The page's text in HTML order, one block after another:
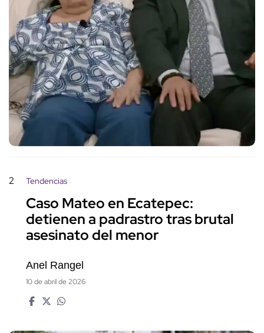
2 Tendencias
Caso Mateo en Ecatepec:
detienen a padrastro tras brutal
asesinato del menor
Anel Rangel
10 de abril de 2026